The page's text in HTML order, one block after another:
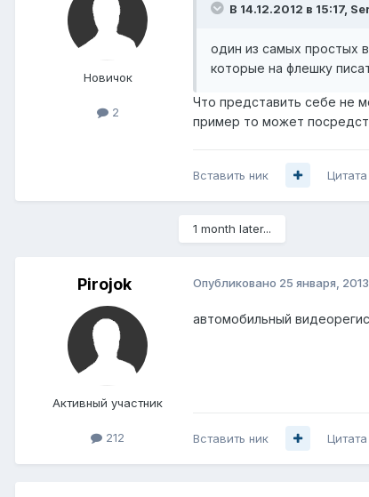
Новичок
2
В 14.12.2012 в 15:17,
один из самых простых
которые на флешку
Что представить себе не
пример то может
Вставить ник Цитата
1 month later...
Pirojok
Активный участник
212
Опубликовано 25 января, 2013
автомобильный
Вставить ник Цитата